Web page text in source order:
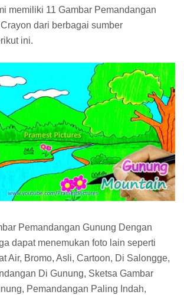
memiliki 11 Gambar Pemandangan
dari berbagai sumber
ini.
Pemandangan Gunung Dengan
dapat menemukan foto lain seperti
Air, Bromo, Asli, Cartoon, Di Salongge,
Di Gunung, Sketsa Gambar
Pemandangan Paling Indah,